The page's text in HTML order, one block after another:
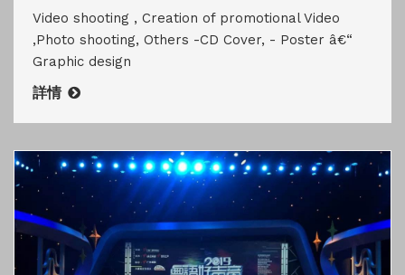
Video shooting , Creation of promotional Video
,Photo shooting, Others -CD Cover, - Poster â€“
Graphic design
詳情